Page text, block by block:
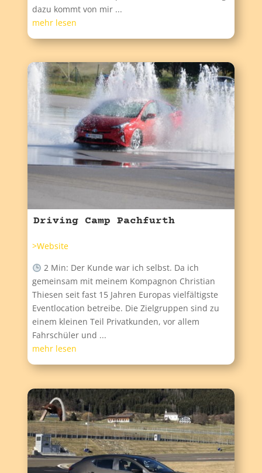
dazu kommt von mir ...
mehr lesen
Driving Camp Pachfurth
>Website
2 Min: Der Kunde war ich selbst. Da ich
gemeinsam mit meinem Kompagnon Christian
Thiesen seit fast 15 Jahren Europas vielfältigste
Eventlocation betreibe. Die Zielgruppen sind zu
einem kleinen Teil Privatkunden, vor allem
Fahrschüler und ...
mehr lesen